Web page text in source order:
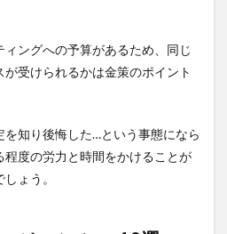
ングへの予算があるため、同じ
受けられるかは金策のポイント
知り後悔した…という事態になら
度の労力と時間をかけることが
ょう。